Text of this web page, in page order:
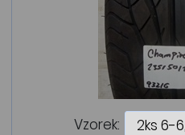
Vzorek: